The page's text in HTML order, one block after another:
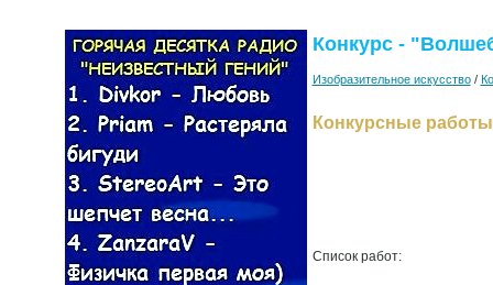
Конкурс -
Изобразительное искусство/
Конкурсные
Список работ: